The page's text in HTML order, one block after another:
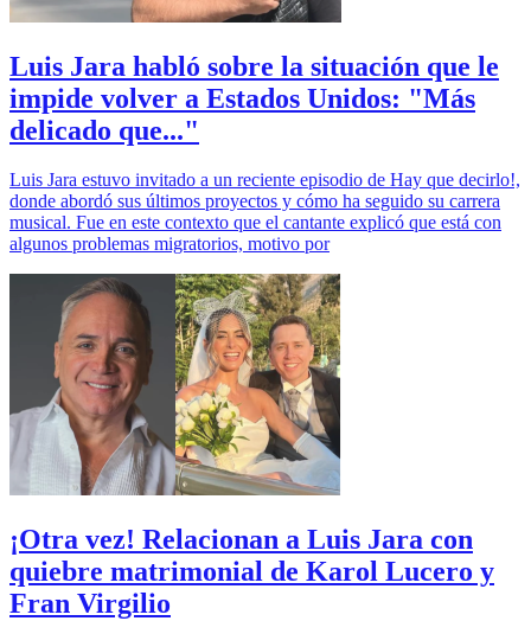
Luis Jara habló sobre la situación que le
impide volver a Estados Unidos: "Más
delicado que..."
Luis Jara estuvo invitado a un reciente episodio de Hay que decirlo!,
donde abordó sus últimos proyectos y cómo ha seguido su carrera
musical. Fue en este contexto que el cantante explicó que está con
algunos problemas migratorios, motivo por
¡Otra vez! Relacionan a Luis Jara con
quiebre matrimonial de Karol Lucero y
Fran Virgilio